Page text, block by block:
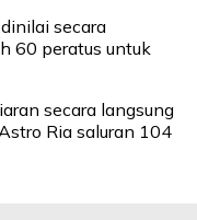
secara
60 peratus untuk
secara langsung
Ria saluran 104